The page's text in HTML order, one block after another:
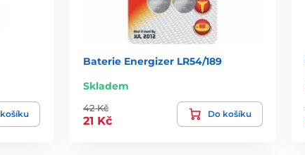
Baterie Energizer LR54/189
Skladem
42 Kč
21 Kč
Do košíku